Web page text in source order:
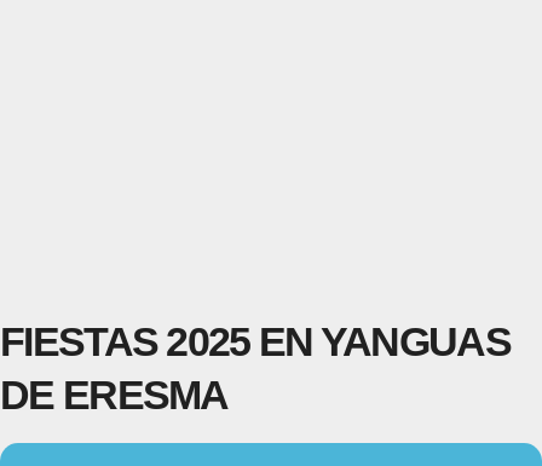
FIESTAS 2025 EN YANGUAS
DE ERESMA